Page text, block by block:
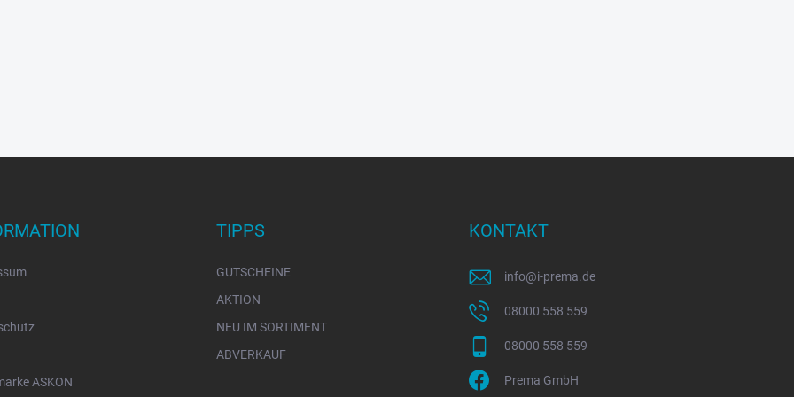
ASKON
TIPPS
GUTSCHEINE
AKTION
NEU IM SORTIMENT
ABVERKAUF
KONTAKT
info@i-prema.de
08000 558 559
08000 558 559
Prema GmbH